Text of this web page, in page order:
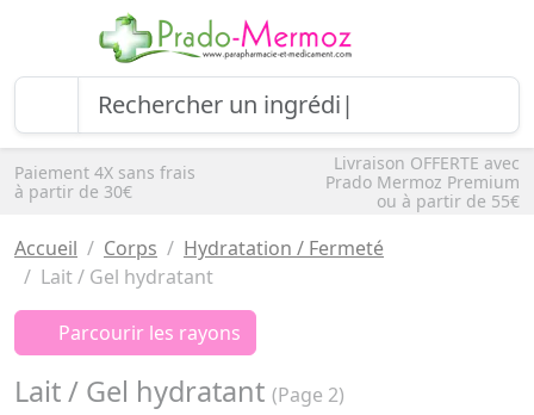
Paiement 4X sans frais
à partir de 30€
Livraison OFFERTE avec
Prado Mermoz Premium
ou à partir de 55€
Accueil Corps
Hydratation / Fermeté
Lait / Gel hydratant
Parcourir les rayons
Lait / Gel hydratant (Page 2)